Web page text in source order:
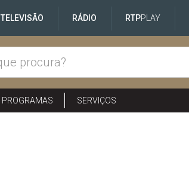
TELEVISÃO RÁDIO RTPPLAY
PROGRAMAS SERVIÇOS